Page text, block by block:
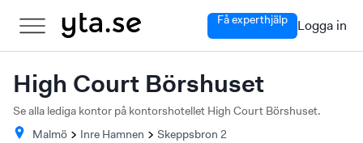
Få experthjälp Logga in
High Court Börshuset
Se alla lediga kontor på kontorshotellet High Court Börshuset.
Malmö
Inre Hamnen Skeppsbron 2